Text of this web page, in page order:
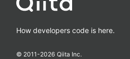
How developers code is here.
© 2011-2026 Qiita Inc.